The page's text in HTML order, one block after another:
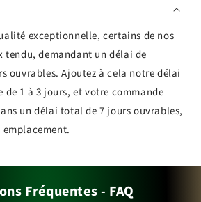
exceptionnelle, certains de nos
tendu, demandant un délai de
ouvrables. Ajoutez à cela notre délai
1 à 3 jours, et votre commande
un délai total de 7 jours ouvrables,
Fréquentes - FAQ